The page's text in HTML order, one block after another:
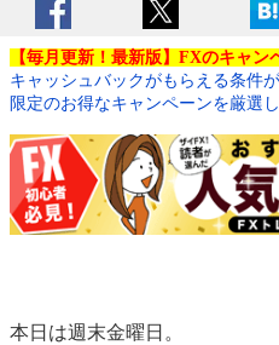
【毎月更新！最新版】FXのキャン
キャッシュバックがもらえる条件
限定のお得なキャンペーンを厳選し
本日は週末金曜日。